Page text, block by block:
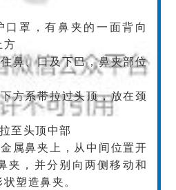
口罩，有鼻夹的一面背向
方
鼻、口及下巴，鼻夹部位
方系带拉过头顶，放在颈
至头顶中部
属鼻夹上，从中间位置开
夹，并分别向两侧移动和
塑造鼻夹。